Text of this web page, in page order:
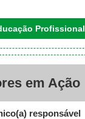
Profissional
em Ação
responsável